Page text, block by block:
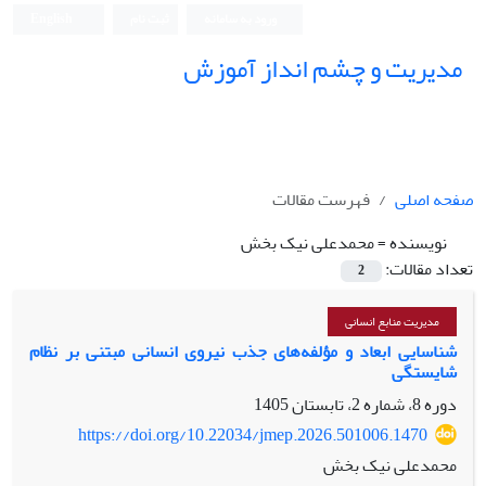
مدیریت و چشم انداز آموزش
صفحه اصلی
فهرست مقالات
نویسنده =محمدعلی نیک بخش
تعداد مقالات:
2
مدیریت منابع انسانی
شناسایی ابعاد و مؤلفه‌های جذب نیروی انسانی مبتنی بر نظام
شایستگی
دوره 8، شماره 2، تابستان 1405
https://doi.org/10.22034/jmep.2026.501006.1470
محمدعلی نیک بخش